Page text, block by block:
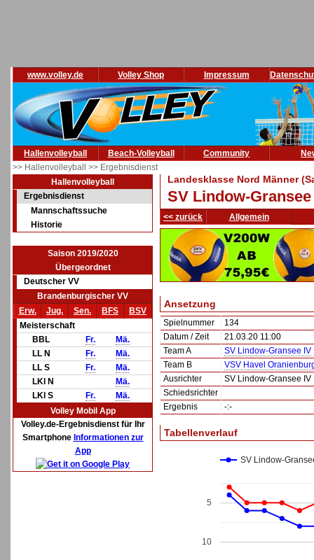
www.volley.de Volley Shop Impressum
Hallenvolleyball Beach-Volleyball Community
>> Hallenvolleyball >> Ergebnisdienst
Hallenvolleyball
Ergebnisdienst
Mannschaftssuche
Historie
Saison 2019/2020
Übergeordnet
Deutscher VV
Brandenburgischer VV
Erw.
Jug. Sen. BFS
BSV
Meisterschaft
BBL
Fr.
Mä.
LL N
Fr.
Mä.
LL S
Fr.
Mä.
LKl N
Mä.
LKl S
Fr.
Mä.
Volley Mobil App
Volley.de-Ergebnisdienst für Ihr
Smartphone Informationen zur
App
Landesklasse Nord Männer
SV Lindow-
<< zurück Allgemein
Ansetzung
Spielnummer
134
Datum / Zeit
21.03.20 11:00
Team A
SV Lindow-Gransee IV
Team B
VSV Havel
Ausrichter
SV Lindow-Gransee IV
Schiedsrichter
Ergebnis
-:-
Tabellenverlauf
SV Lindow-
5
10